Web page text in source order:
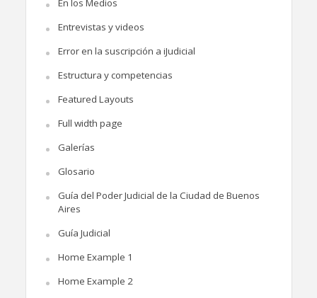
En los Medios
Entrevistas y videos
Error en la suscripción a iJudicial
Estructura y competencias
Featured Layouts
Full width page
Galerías
Glosario
Guía del Poder Judicial de la Ciudad de Buenos
Aires
Guía Judicial
Home Example 1
Home Example 2